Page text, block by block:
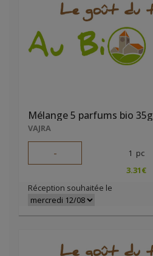
Mélange 5 parfums bio 35g
VAJRA
- 1 pc
3.31€
Réception souhaitée le